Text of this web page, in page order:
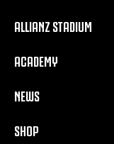
ALLIANZ STADIUM
ACADEMY
NEWS
SHOP